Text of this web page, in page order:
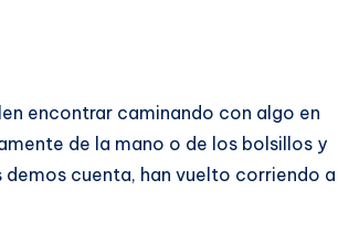
encontrar caminando con algo en
de la mano o de los bolsillos y
cuenta, han vuelto corriendo a